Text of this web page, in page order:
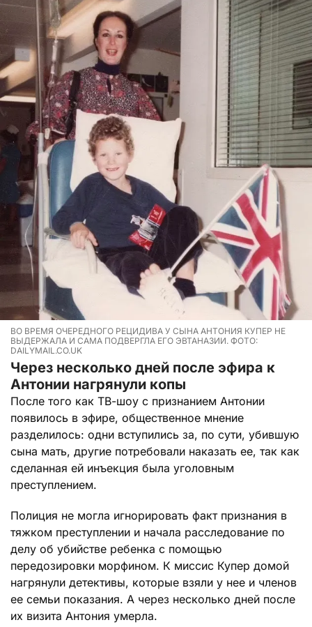
ВО ВРЕМЯ ОЧЕРЕДНОГО РЕЦИДИВА У СЫНА АНТОНИЯ КУПЕР НЕ
ВЫДЕРЖАЛА И САМА ПОДВЕРГЛА ЕГО ЭВТАНАЗИИ. ФОТО:
DAILYMAIL.CO.UK
Через несколько дней после эфира к
Антонии нагрянули копы
После того как ТВ-шоу с признанием Антонии
появилось в эфире, общественное мнение
разделилось: одни вступились за, по сути, убившую
сына мать, другие потребовали наказать ее, так как
сделанная ей инъекция была уголовным
преступлением.
Полиция не могла игнорировать факт признания в
тяжком преступлении и начала расследование по
делу об убийстве ребенка с помощью
передозировки морфином. К миссис Купер домой
нагрянули детективы, которые взяли у нее и членов
ее семьи показания. А через несколько дней после
их визита Антония умерла.